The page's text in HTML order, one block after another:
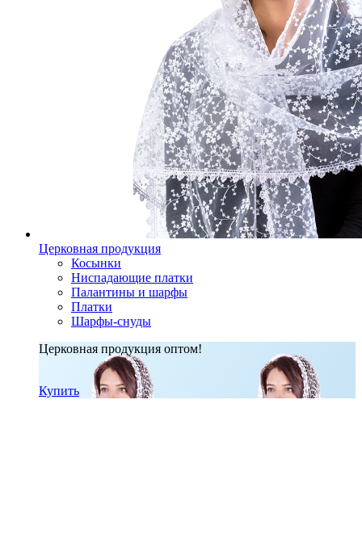
Церковная продукция
Косынки
Ниспадающие платки
Палантины и шарфы
Платки
Шарфы-снуды
Церковная продукция оптом!
Купить